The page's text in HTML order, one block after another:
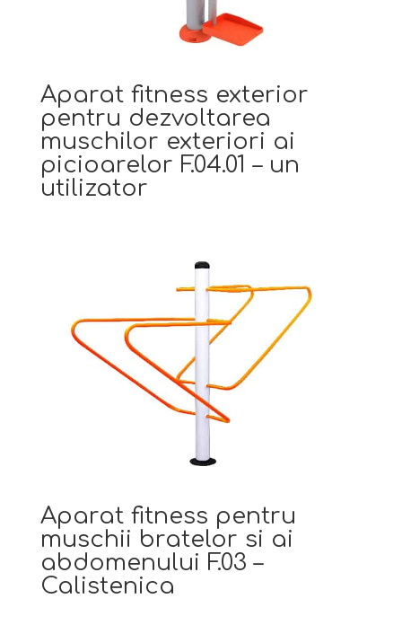
Aparat fitness exterior
pentru dezvoltarea
muschilor exteriori ai
picioarelor F.04.01 – un
utilizator
Aparat fitness pentru
muschii bratelor si ai
abdomenului F.03 –
Calistenica